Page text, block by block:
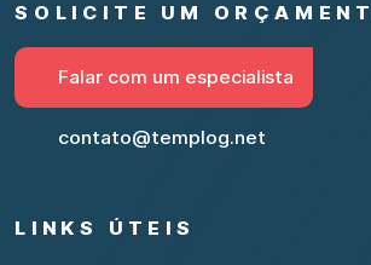
SOLICITE UM
Falar com um especialista
contato@templog.net
LINKS ÚTEIS